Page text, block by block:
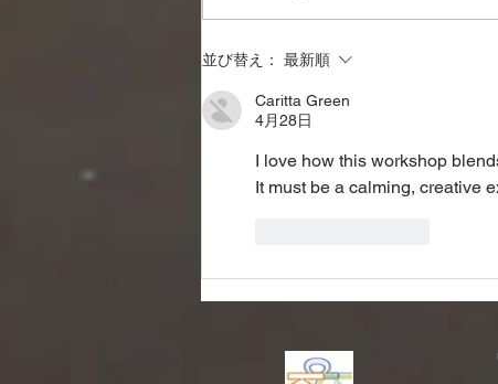
令和3年2月27日オンラインい
並び替え： 最新順
Caritta Green
4月28日
I love how this workshop
It must be a calming, creative